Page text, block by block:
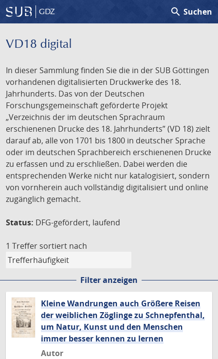
GDZ search Suchen
VD18 digital
In dieser Sammlung finden Sie die in der SUB Göttingen
vorhandenen digitalisierten Druckwerke des 18.
Jahrhunderts. Das von der Deutschen
Forschungsgemeinschaft geförderte Projekt
„Verzeichnis der im deutschen Sprachraum
erschienenen Drucke des 18. Jahrhunderts” (VD 18) zielt
darauf ab, alle von 1701 bis 1800 in deutscher Sprache
oder im deutschen Sprachbereich erschienenen Drucke
zu erfassen und zu erschließen. Dabei werden die
entsprechenden Werke nicht nur katalogisiert, sondern
von vornherein auch vollständig digitalisiert und online
zugänglich gemacht.
Status: DFG-gefördert, laufend
1 Treffer sortiert nach
Filter anzeigen
Kleine Wandrungen auch Größere Reisen
der weiblichen Zöglinge zu Schnepfenthal,
um Natur, Kunst und den Menschen
immer besser kennen zu lernen
Autor